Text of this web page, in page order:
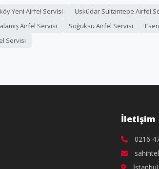
Yeni Airfel Servisi
Üsküdar Sultantepe Airfel
Airfel Servisi Soğuksu Airfel Servisi
Servisi
İletişim
0216